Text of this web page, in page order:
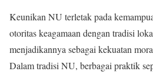
Keunikan NU terletak pada
otoritas keagamaan dengan tradisi
menjadikannya sebagai kekuatan
Dalam tradisi NU, berbagai praktik